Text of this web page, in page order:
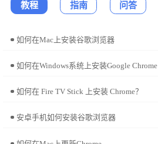
教程 指南 问答
如何在Mac上安装谷歌浏览器
如何在Windows系统上安装Google Chrome
如何在 Fire TV Stick 上安装 Chrome？
安卓手机如何安装谷歌浏览器